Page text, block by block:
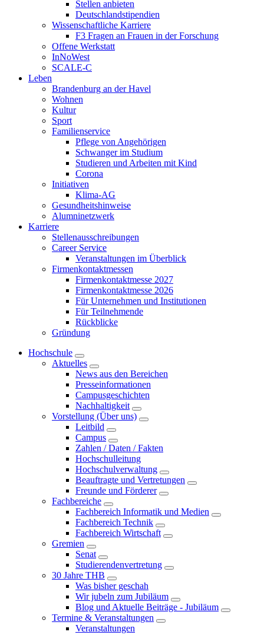
Stellen anbieten
Deutschlandstipendien
Wissenschaftliche Karriere
F3 Fragen an Frauen in der Forschung
Offene Werkstatt
InNoWest
SCALE-C
Leben
Brandenburg an der Havel
Wohnen
Kultur
Sport
Familienservice
Pflege von Angehörigen
Schwanger im Studium
Studieren und Arbeiten mit Kind
Corona
Initiativen
Klima-AG
Gesundheitshinweise
Alumninetzwerk
Karriere
Stellenausschreibungen
Career Service
Veranstaltungen im Überblick
Firmenkontaktmessen
Firmenkontaktmesse 2027
Firmenkontaktmesse 2026
Für Unternehmen und Institutionen
Für Teilnehmende
Rückblicke
Gründung
Hochschule
Aktuelles
News aus den Bereichen
Presseinformationen
Campusgeschichten
Nachhaltigkeit
Vorstellung (Über uns)
Leitbild
Campus
Zahlen / Daten / Fakten
Hochschulleitung
Hochschulverwaltung
Beauftragte und Vertretungen
Freunde und Förderer
Fachbereiche
Fachbereich Informatik und Medien
Fachbereich Technik
Fachbereich Wirtschaft
Gremien
Senat
Studierendenvertretung
30 Jahre THB
Was bisher geschah
Wir jubeln zum Jubiläum
Blog und Aktuelle Beiträge - Jubiläum
Termine & Veranstaltungen
Veranstaltungen